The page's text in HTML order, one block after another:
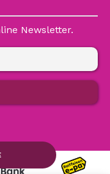
Newsletter.